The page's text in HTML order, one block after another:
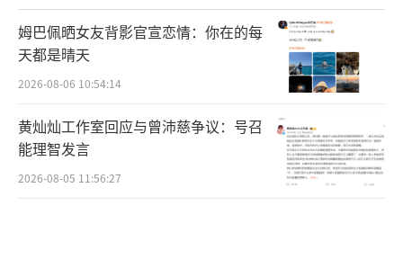
姆巴佩晒女友背影官宣恋情：你在的每
天都是晴天
2026-08-06 10:54:14
黄灿灿工作室回应与曾沛慈争议：号召
能理智发言
2026-08-05 11:56:27